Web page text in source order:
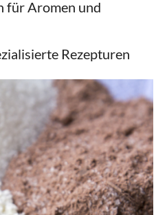
für Aromen und
Rezepturen